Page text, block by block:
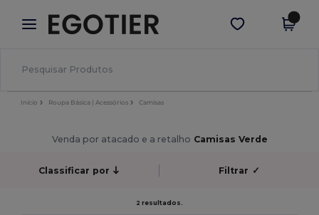
× App Egotier
Melhores preços na app!
Obter app
Início Roupa Básica | Acessórios Camisas
Venda por atacado e a retalho Camisas Verde
Classificar por Filtrar ✓
2 resultados.